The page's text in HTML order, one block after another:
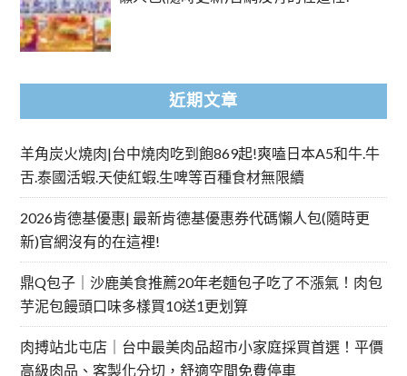
近期文章
羊角炭火燒肉|台中燒肉吃到飽869起!爽嗑日本A5和牛.牛
舌.泰國活蝦.天使紅蝦.生啤等百種食材無限續
2026肯德基優惠| 最新肯德基優惠券代碼懶人包(隨時更
新)官網沒有的在這裡!
鼎Q包子｜沙鹿美食推薦20年老麵包子吃了不漲氣！肉包
芋泥包饅頭口味多樣買10送1更划算
肉搏站北屯店｜台中最美肉品超市小家庭採買首選！平價
高級肉品、客製化分切，舒適空間免費停車